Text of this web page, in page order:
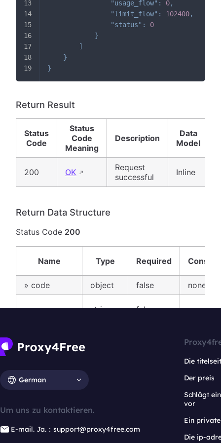
German
Um uns zu kontaktieren.
E-mail. Ja.：support@proxy4free.com
Die
Der preis
Schlägt
vor
Ein
Die ip-